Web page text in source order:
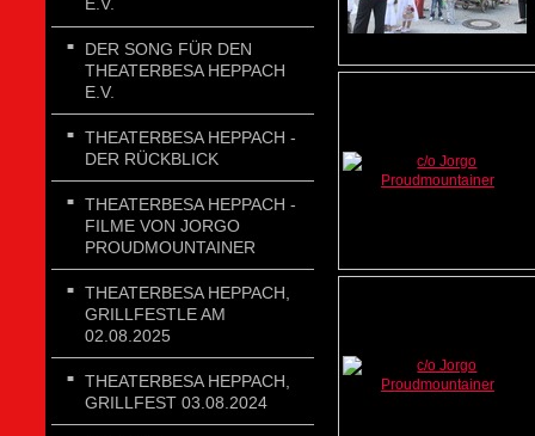
E.V.
DER SONG FÜR DEN
THEATERBESA HEPPACH
E.V.
THEATERBESA HEPPACH -
DER RÜCKBLICK
THEATERBESA HEPPACH -
FILME VON JORGO
PROUDMOUNTAINER
THEATERBESA HEPPACH,
GRILLFESTLE AM
02.08.2025
THEATERBESA HEPPACH,
GRILLFEST 03.08.2024